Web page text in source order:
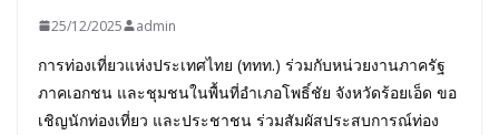
25/12/2025 admin
การท่องเที่ยวแห่งประเทศไทย (ททท.) ร่วมกับหน่วยงานภาครัฐ
ภาคเอกชน และชุมชนในพื้นที่อำเภอโพธิ์ชัย จังหวัดร้อยเอ็ด ขอ
เชิญนักท่องเที่ยว และประชาชน ร่วมสัมผัสประสบการณ์ท่อง